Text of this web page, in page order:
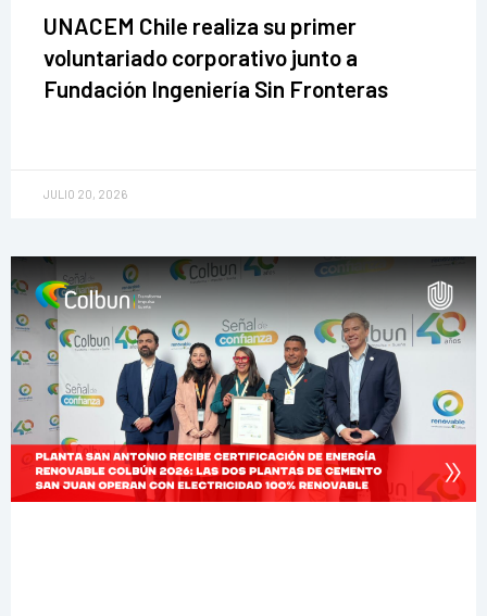
UNACEM Chile realiza su primer
voluntariado corporativo junto a
Fundación Ingeniería Sin Fronteras
JULIO 20, 2026